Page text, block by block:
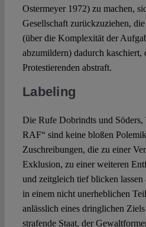
Ostermeyer 1972) zu machen,
Gesellschaft zurückzuziehen,
(über die Komplexität der
abzumildern) dadurch kaschiert,
Protestierenden abstraft.
Labeling
Die Rufe Dobrindts und
RAF“ sind keine bloßen
Zuschreibungen, die zu einer
Exklusion, zu einer weiteren
und zeitgleich tief blicken
in einem nicht unerheblichen
anlässlich eines dringlichen
strafende Staat, der